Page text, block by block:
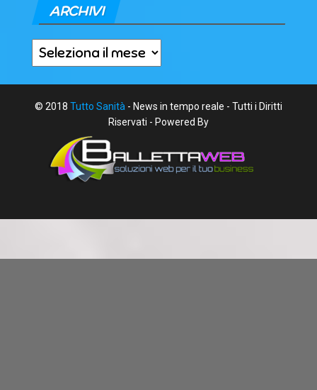
ARCHIVI
Archivi
© 2018 Tutto Sanità - News in tempo reale - Tutti i Diritti
Riservati - Powered By